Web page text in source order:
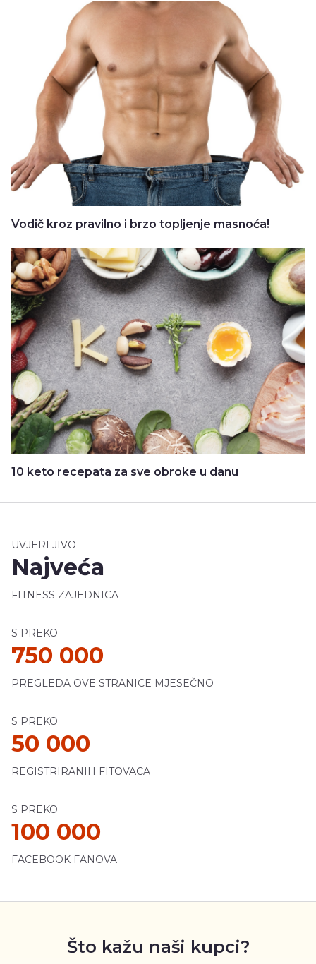
Vodič kroz pravilno i brzo topljenje masnoća!
10 keto recepata za sve obroke u danu
UVJERLJIVO
Najveća
FITNESS ZAJEDNICA
S PREKO
750 000
PREGLEDA OVE STRANICE MJESEČNO
S PREKO
50 000
REGISTRIRANIH FITOVACA
S PREKO
100 000
FACEBOOK FANOVA
Što kažu naši kupci?